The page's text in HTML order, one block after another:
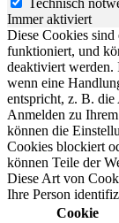
Immer aktiviert
Diese Cookies
funktioniert, und
deaktiviert werden.
wenn eine
entspricht, z. B. die
Anmelden zu
können die
Cookies blockiert
können Teile der
Diese Art von
Ihre Person
Cookie